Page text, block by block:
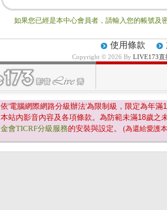
如果您已經是本中心會員者，請輸入您的帳號及
使用條款
Copyright © 2026 By LIVE173直
依'電腦網際網路分級辦法'為限制級，限定為年滿
本站內影音內容及各項條款。為防範未滿18歲之
金會TICRF分級服務的安裝與設定。 (為還給愛護